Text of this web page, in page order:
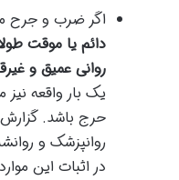
اگر ضرب و جرح
دائم یا موقت
روانی عمیق و
یک بار واقعه
حرج باشد.
روانپزشک و
در اثبات این